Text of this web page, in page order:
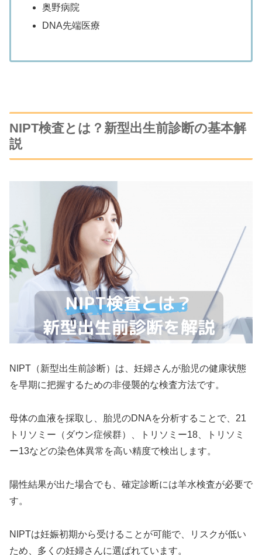
奥野病院
DNA先端医療
NIPT検査とは？新型出生前診断の基本解
説
NIPT（新型出生前診断）は、妊婦さんが胎児の健康状態
を早期に把握するための非侵襲的な検査方法です。
母体の血液を採取し、胎児のDNAを分析することで、21
トリソミー（ダウン症候群）、トリソミー18、トリソミ
ー13などの染色体異常を高い精度で検出します。
陽性結果が出た場合でも、確定診断には羊水検査が必要で
す。
NIPTは妊娠初期から受けることが可能で、リスクが低い
ため、多くの妊婦さんに選ばれています。